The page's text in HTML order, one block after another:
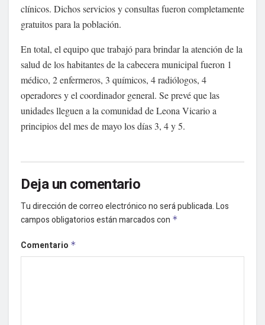
clínicos. Dichos servicios y consultas fueron completamente
gratuitos para la población.
En total, el equipo que trabajó para brindar la atención de la
salud de los habitantes de la cabecera municipal fueron 1
médico, 2 enfermeros, 3 químicos, 4 radiólogos, 4
operadores y el coordinador general. Se prevé que las
unidades lleguen a la comunidad de Leona Vicario a
principios del mes de mayo los días 3, 4 y 5.
Deja un comentario
Tu dirección de correo electrónico no será publicada.Los
campos obligatorios están marcados con *
Comentario *